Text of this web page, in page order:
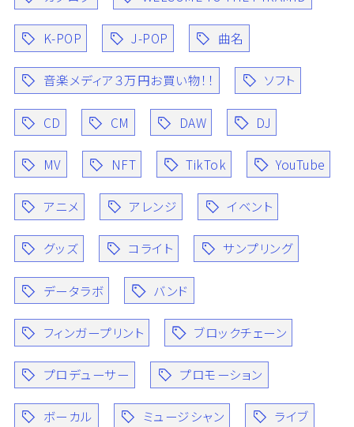
K-POP J-POP 曲名
音楽メディア３万円お買い物！！ ソフト
CD CM DAW DJ
MV NFT TikTok YouTube
アニメ アレンジ イベント
グッズ コライト サンプリング
データラボ バンド
フィンガープリント ブロックチェーン
プロデューサー プロモーション
ボーカル ミュージシャン ライブ